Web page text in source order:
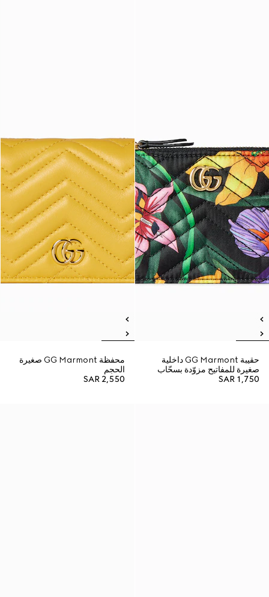
حقيبة GG Marmont داخلية
صغيرة للمفاتيح مزوّدة بسحّاب
SAR 1,750
محفظة GG Marmont صغيرة
الحجم
SAR 2,550